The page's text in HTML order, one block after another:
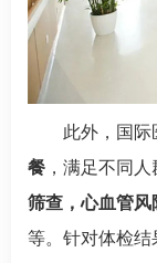
此外， 国际
餐 ，满足不同
筛查，心血管
等。针对体检结